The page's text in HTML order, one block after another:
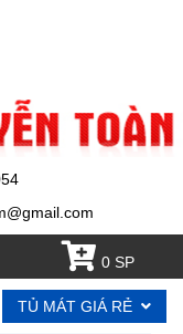
0 SP
TỦ MÁT GIÁ RẺ